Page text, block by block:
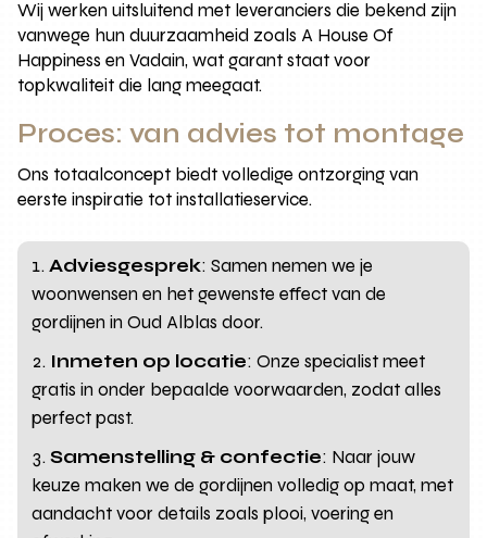
Wij werken uitsluitend met leveranciers die bekend zijn
vanwege hun duurzaamheid zoals A House Of
Happiness en Vadain, wat garant staat voor
topkwaliteit die lang meegaat.
Proces: van advies tot montage
Ons totaalconcept biedt volledige ontzorging van
eerste inspiratie tot installatieservice.
Adviesgesprek: Samen nemen we je
woonwensen en het gewenste effect van de
gordijnen in Oud Alblas door.
Inmeten op locatie: Onze specialist meet
gratis in onder bepaalde voorwaarden, zodat alles
perfect past.
Samenstelling & confectie: Naar jouw
keuze maken we de gordijnen volledig op maat, met
aandacht voor details zoals plooi, voering en